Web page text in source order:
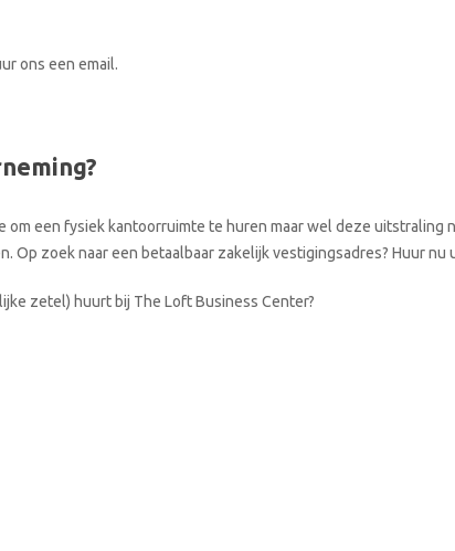
ons een email.
een fysiek kantoorruimte te huren maar wel deze uitstraling
Op zoek naar een betaalbaar zakelijk vestigingsadres? Huur
zetel) huurt bij The Loft Business Center?